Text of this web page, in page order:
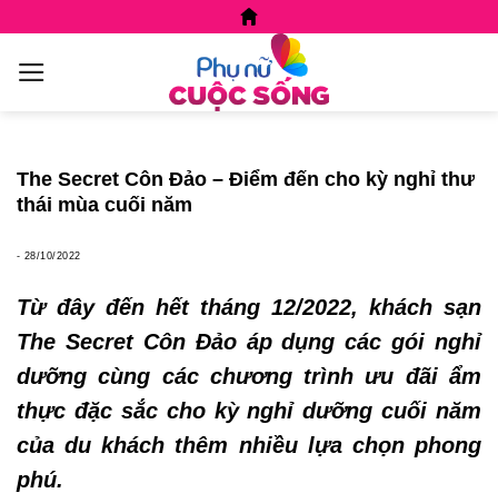
content
The Secret Côn Đảo – Điểm đến cho kỳ nghỉ thư
thái mùa cuối năm
- 28/10/2022
Từ đây đến hết tháng 12/2022, khách sạn
The Secret Côn Đảo áp dụng các gói nghỉ
dưỡng cùng các chương trình ưu đãi ẩm
thực đặc sắc cho kỳ nghỉdưỡng cuối năm
của du khách thêm nhiều lựa chọn phong
phú.